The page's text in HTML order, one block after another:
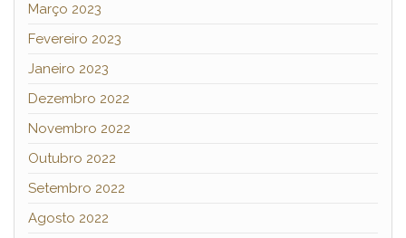
Março 2023
Fevereiro 2023
Janeiro 2023
Dezembro 2022
Novembro 2022
Outubro 2022
Setembro 2022
Agosto 2022